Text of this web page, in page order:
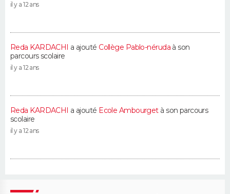
il y a 12 ans
Reda KARDACHI a ajouté Collège Pablo-nérudaà son
parcours scolaire
il y a 12 ans
Reda KARDACHI a ajouté Ecole Ambourgetà son parcours
scolaire
il y a 12 ans